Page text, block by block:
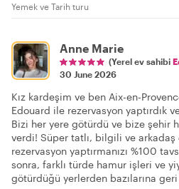
Yemek ve Tarih turu
Anne Marie
(Yerel ev sahibi
30 June 2026
Kız kardeşim ve ben Aix-en-
Edouard ile rezervasyon yaptırdık
Bizi her yere götürdü ve bize şehir
verdi! Süper tatlı, bilgili ve arkadaş
rezervasyon yaptırmanızı %100
sonra, farklı türde hamur işleri ve
götürdüğü yerlerden bazılarına